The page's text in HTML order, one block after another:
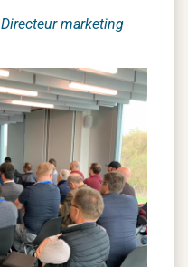
Directeur marketing